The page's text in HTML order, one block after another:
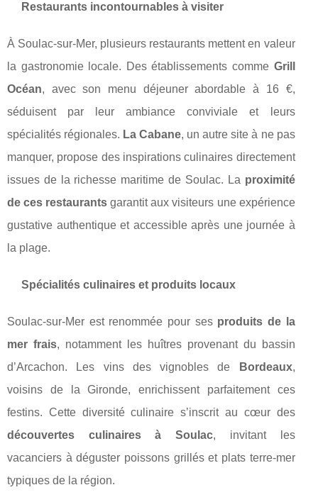
Restaurants incontournables à visiter
À Soulac-sur-Mer, plusieurs restaurants mettent en valeur
la gastronomie locale. Des établissements comme Grill
Océan, avec son menu déjeuner abordable à 16 €,
séduisent par leur ambiance conviviale et leurs
spécialités régionales. La Cabane, un autre site à ne pas
manquer, propose des inspirations culinaires directement
issues de la richesse maritime de Soulac. La proximité
de ces restaurants garantit aux visiteurs une expérience
gustative authentique et accessible après une journée à
la plage.
Spécialités culinaires et produits locaux
Soulac-sur-Mer est renommée pour ses produits de la
mer frais, notamment les huîtres provenant du bassin
d’Arcachon. Les vins des vignobles de
Bordeaux,
voisins de la Gironde, enrichissent parfaitement ces
festins. Cette diversité culinaire s’inscrit au cœur des
découvertes culinaires à Soulac, invitant les
vacanciers à déguster poissons grillés et plats terre-mer
typiques de la région.